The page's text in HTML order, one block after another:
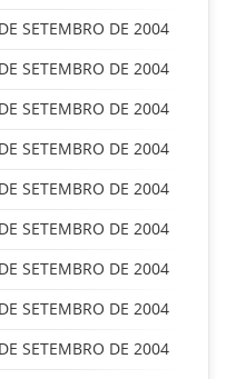
SETEMBRO DE 2004
SETEMBRO DE 2004
SETEMBRO DE 2004
SETEMBRO DE 2004
SETEMBRO DE 2004
SETEMBRO DE 2004
SETEMBRO DE 2004
SETEMBRO DE 2004
SETEMBRO DE 2004